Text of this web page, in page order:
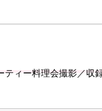
ィー料理会撮影／収